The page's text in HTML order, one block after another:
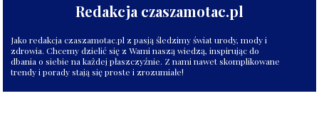
Redakcja czaszamotac.pl
Jako redakcja czaszamotac.pl z pasją śledzimy świat urody, mody i
zdrowia. Chcemy dzielić się z Wami naszą wiedzą, inspirując do
dbania o siebie na każdej płaszczyźnie. Z nami nawet skomplikowane
trendy i porady stają się proste i zrozumiałe!